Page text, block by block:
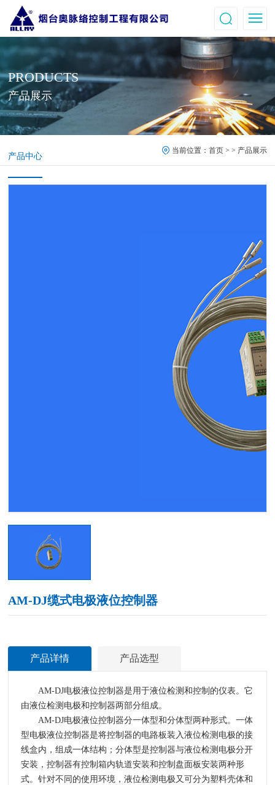
PRODUCTS
产品展示
产品中心
当前位置： 首页> > 产品展示
AM-DJ缆式电极液位控制器
产品详情 产品选型
AM-DJ电极液位控制器是用于液位检测和控制的仪表。它
由液位检测电极和控制器两部分组成。
AM-DJ电极液位控制器分一体型和分体型两种形式。一体
型电极液位控制器是将控制器的电路板装入液位检测电极的接
线盒内，组成一体结构；分体型是控制器与液位检测电极分开
安装，控制器有控制箱内轨道安装和控制盘面板安装两种形
式。针对不同的使用环境，液位检测电极又可分为塑料壳体和